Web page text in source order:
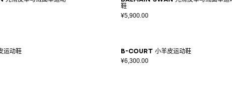
鞋
¥5,900.00
动鞋 B-Court 小羊皮运动鞋
¥6,300.00